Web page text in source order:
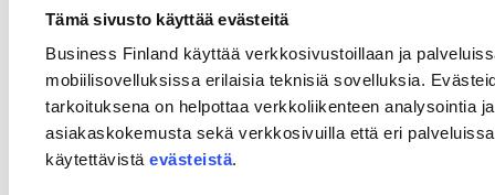
Tämä sivusto käyttää evästeitä
Business Finland käyttää verkkosivustoillaan ja
mobiilisovelluksissa erilaisia teknisiä sovelluksia.
tarkoituksena on helpottaa verkkoliikenteen analysointia
asiakaskokemusta sekä verkkosivuilla että eri
käytettävistä evästeistä.
niiden matkaa kansainvälisille markkinoille.
Arivin Therapeutics Oyperustuu Aalto-yliopistossa ja Helsingin
yliopistossa kehitettyyn teknologiaan ja kehittää uudenlaisia hoitoja
vaikeasti vastustuskykyisiin bakteeri-infektioihin.
"Tutkimusvetoisissa startupeissa on helppo keskittyä pelkkään
keksintöön ja unohtaa menestyksen kannalta oleelliset tekijät, kuten
kilpailutilanne, markkinatarpeet ja muuttuvat sääntelyvaatimukset.